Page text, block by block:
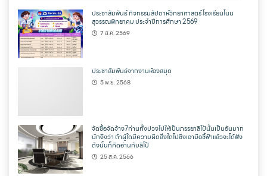
ประชาสัมพันธ์ กิจกรรมสัปดาห์วิทยาศาสตร์ โรงเรียนโนน
สุวรรณพิทยาคม ประจำปีการศึกษา 2569
7 ส.ค. 2569
ประชาสัมพันธ์จากงานห้องสมุด
5 พ.ย. 2568
จัดซื้อจัดจ้าง7ท่านทั้งปวงไปให้เป็นภรรยาลิโป้นั้นเป็นอันมาก
นักจึงว่า ถ้าผู้ใดมีความผิดสิ่งใดไปชิงเอามือชี้ฟ้าแล้วจะได้ฟัง
ดังนั้นก็คิดอ่านกับลิโป้
25 ส.ค. 2566